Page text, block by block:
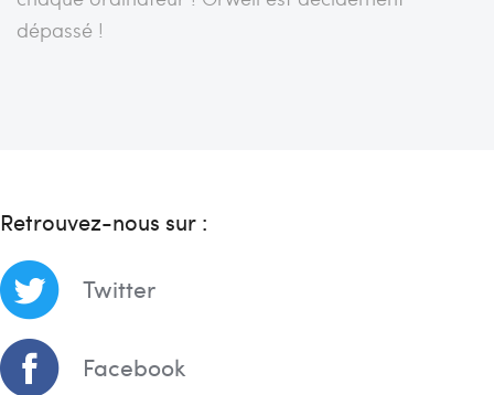
dépassé !
Retrouvez-nous sur :
Twitter
Facebook